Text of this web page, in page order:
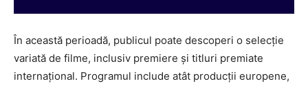
În această perioadă, publicul poate descoperi o selecție
variată de filme, inclusiv premiere și titluri premiate
internațional. Programul include atât producții europene,